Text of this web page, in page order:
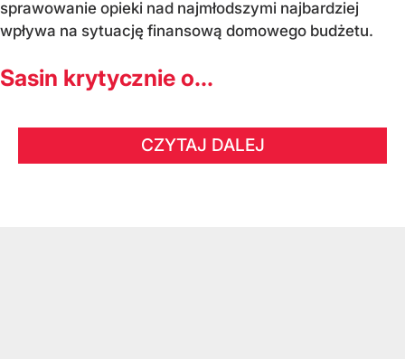
sprawowanie opieki nad najmłodszymi najbardziej
wpływa na sytuację finansową domowego budżetu.
Sasin krytycznie o...
CZYTAJ DALEJ